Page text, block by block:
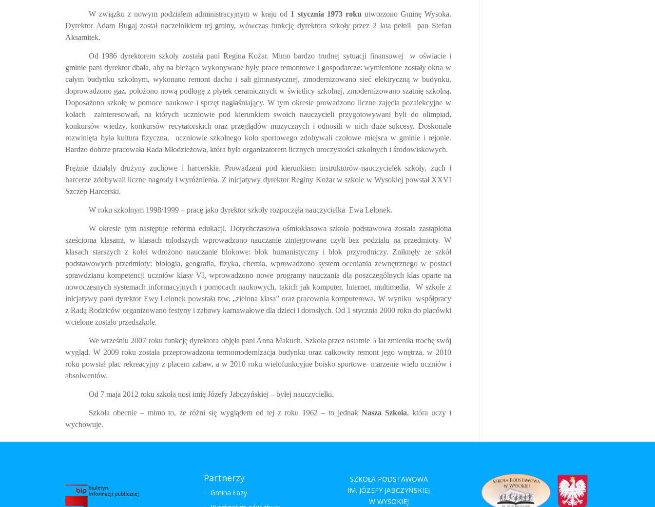
W związku z nowym podziałem administracyjnym w kraju od 1 stycznia 1973 roku utworzono Gminę Wysoka.
Dyrektor Adam Bugaj został naczelnikiem tej gminy, wówczas funkcję dyrektora szkoły przez 2 lata pełnił
pan Stefan
Aksamitek.
Od 1986 dyrektorem szkoły została pani Regina Kożar. Mimo bardzo trudnej sytuacji finansowej
w oświacie i
gminie pani dyrektor dbała, aby na bieżąco wykonywane były prace remontowe i gospodarcze: wymienione zostały okna w
całym budynku szkolnym, wykonano remont dachu i sali gimnastycznej, zmodernizowano sieć elektryczną w budynku,
doprowadzono gaz, położono nową podłogę z płytek ceramicznych w świetlicy szkolnej, zmodernizowano szatnię szkolną.
Doposażono szkołę w pomoce naukowe i sprzęt nagłaśniający. W tym okresie prowadzono liczne zajęcia pozalekcyjne w
kołach
zainteresowań, na których uczniowie pod kierunkiem swoich nauczycieli przygotowywani byli do olimpiad,
konkursów wiedzy, konkursów recytatorskich oraz przeglądów muzycznych i odnosili w nich duże sukcesy. Doskonale
rozwinięta była kultura fizyczna,
uczniowie szkolnego koło sportowego zdobywali czołowe miejsca w gminie i rejonie.
Bardzo dobrze pracowała Rada Młodzieżowa, która była organizatorem licznych uroczystości szkolnych i środowiskowych.
Prężnie działały drużyny zuchowe i harcerskie. Prowadzeni pod kierunkiem instruktorów-nauczycielek szkoły, zuch i
harcerze zdobywali liczne nagrody i wyróżnienia. Z inicjatywy dyrektor Reginy Kożar w szkole w Wysokiej powstał XXVI
Szczep Harcerski.
W roku szkolnym 1998/1999– pracę jako dyrektor szkoły rozpoczęła nauczycielka Ewa Lelonek.
W okresie tym następuje reforma edukacji. Dotychczasowa ośmioklasowa szkoła podstawowa została zastąpiona
sześcioma klasami, w klasach młodszych wprowadzono nauczanie zintegrowane czyli bez podziału na przedmioty. W
klasach starszych z kolei wdrożono nauczanie blokowe: blok humanistyczny i blok przyrodniczy. Zniknęły ze szkół
podstawowych przedmioty: biologia, geografia, fizyka, chemia, wprowadzono system oceniania zewnętrznego w postaci
sprawdzianu kompetencji uczniów klasy VI, wprowadzono nowe programy nauczania dla poszczególnych klas oparte na
nowoczesnych systemach informacyjnych i pomocach naukowych, takich jak komputer, Internet, multimedia.
W szkole z
inicjatywy pani dyrektor Ewy Lelonek powstała tzw. „zielona klasa” oraz pracownia komputerowa. W wyniku współpracy
z Radą Rodziców organizowano festyny i zabawy karnawałowe dla dzieci i dorosłych. Od 1 stycznia 2000 roku do placówki
wcielone zostało przedszkole.
We wrześniu 2007 roku funkcję dyrektora objęła pani Anna Makuch. Szkoła przez ostatnie 5 lat zmieniła trochę swój
wygląd. W 2009 roku została przeprowadzona termomodernizacja budynku oraz całkowity remont jego wnętrza, w 2010
roku powstał plac rekreacyjny z placem zabaw, a w 2010 roku wielofunkcyjne boisko sportowe- marzenie wielu uczniów i
absolwentów.
Od 7 maja 2012 roku szkoła nosi imię Józefy Jabczyńskiej – byłej nauczycielki.
Szkoła obecnie – mimo to, że różni się wyglądem od tej z roku 1962 – to jednakNasza Szkoła, która uczy i
wychowuje.
Partnerzy
Gmina Łazy
SZKOŁA PODSTAWOWA
IM. JÓZEFY JABCZYŃSKIEJ
W WYSOKIEJ